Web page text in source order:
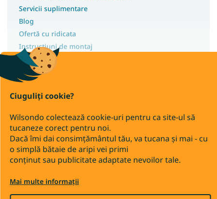
Ciuguliți cookie?
Wilsondo colectează cookie-uri pentru ca site-ul să
tucaneze corect pentru noi.
Dacă îmi dai consimțământul tău, va tucana și mai - cu
o simplă bătaie de aripi vei primi
conținut sau publicitate adaptate nevoilor tale.
Mai multe informații
Covoare 120x100
Covoare 40x60
Covoare 160x210
Covoare colorate
Servicii suplimentare
Blog
Ofertă cu ridicata
Instrucțiuni de montaj
Transfer bancar
Creat de Shoptet Premium
Wilsondo.ro
. Toate drepturile rezervate.
Editați setările cookie-urilor